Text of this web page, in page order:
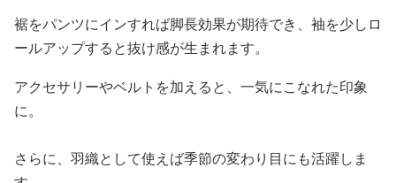
裾をパンツにインすれば脚長効果が期待でき、袖を少しロ
ールアップすると抜け感が生まれます。
アクセサリーやベルトを加えると、一気にこなれた印象
に。
さらに、羽織として使えば季節の変わり目にも活躍しま